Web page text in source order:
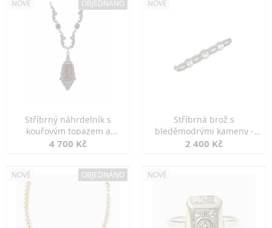
NOVÉ OBJEDNÁNO
Stříbrný náhrdelník s
kouřovým topazem a
markazity
4 700 Kč
NOVÉ
Stříbrná brož s
bleděmodrými kameny -
jemná elegance
2 400 Kč
NOVÉ OBJEDNÁNO NOVÉ